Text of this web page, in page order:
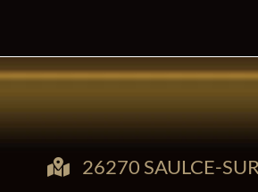
26270 SAULCE-